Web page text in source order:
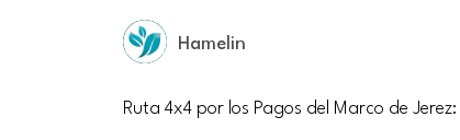
Hamelin
Ruta 4x4 por los Pagos del Marco de